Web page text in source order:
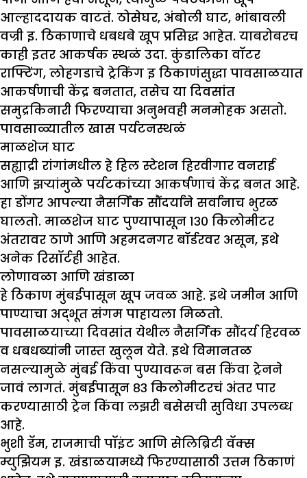
आल्हाददायक वाटतं. ठोसेघर, अंबोली घाट, भांबावली
वज्री इ. ठिकाणाचे धबधबे खूप प्रसिद्ध आहेत. याबरोबरच
काही इतर आकर्षक स्थळं उदा. कुंडालिका वॉटर
राफ्टिंग, लोहगडाचे ट्रेकिंग इ ठिकाणंसुद्धा पावसाळयात
आकर्षणाची केंद्र बनतात, तसेच या दिवसांत
समुद्रकिनारी फिरण्याचा अनुभवही मनमोहक असतो.
पावसाळ्यातील खास पर्यटनस्थळं
माळशेज घाट
सह्याद्री रांगांमधील हे हिल स्टेशन हिरवीगार वनराई
आणि झऱ्यांमुळे पर्यटकांच्या आकर्षणाचं केंद्र बनत आहे.
हा डोंगर आपल्या नैसर्गिक सौंदर्यांने सर्वांनाच भुरळ
घालतो. माळशेज घाट पुण्यापासून १३० किलोमीटर
अंतरावर ठाणे आणि अहमदनगर बॉर्डरवर असून, इथे
अनेक रिसॉर्टही आहेत.
लोणावळा आणि खंडाळा
हे ठिकाण मुंबईपासून खूप जवळ आहे. इथे जमीन आणि
पाण्याचा अद्भूत संगम पाहायला मिळतो.
पावसाळयाच्या दिवसांत येथील नैसर्गिक सौंदर्य हिरवळ
व धबधब्यांनी जास्त खुलून येते. इथे विमानतळ
नसल्यामुळे मुंबई किंवा पुण्यावरून बस किंवा ट्रेनने
जावं लागतं. मुंबईपासून ८३ किलोमीटरचं अंतर पार
करण्यासाठी ट्रेन किंवा लझरी बसेसची सुविधा उपलब्ध
आहे.
भुशी डॅम, राजमाची पॉइंट आणि सेलिब्रिटी वॅक्स
म्युझियम इ. खंडाळयामध्ये फिरण्यासाठी उत्तम ठिकाणं